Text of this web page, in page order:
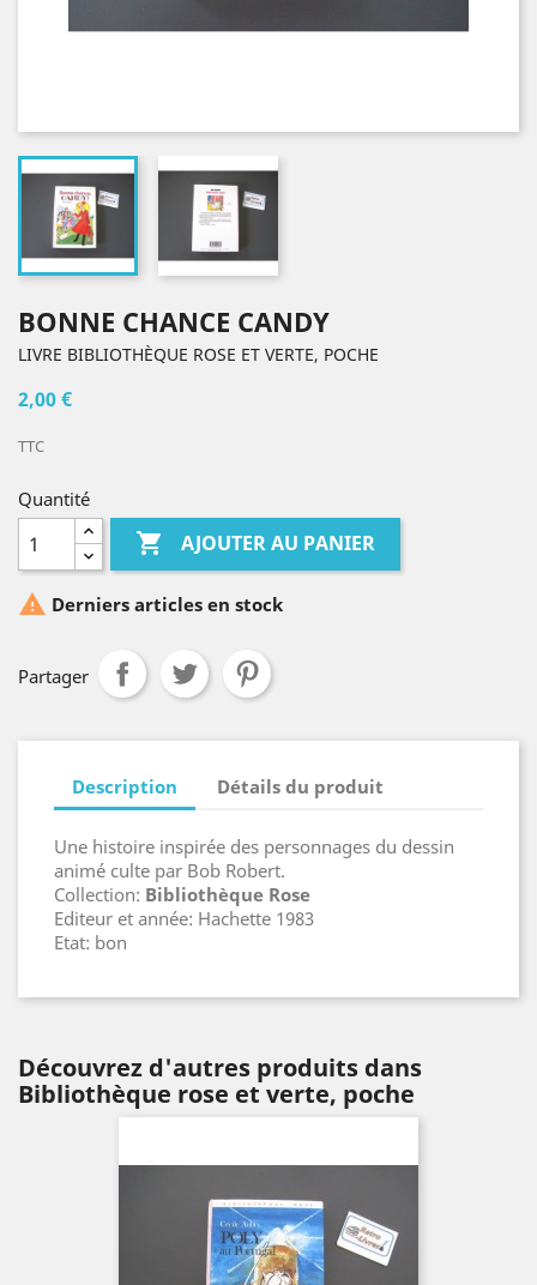
BONNE CHANCE CANDY
LIVRE BIBLIOTHÈQUE ROSE ET VERTE, POCHE
2,00 €
TTC
Quantité
 AJOUTER AU PANIER
 Derniers articles en stock
Partager
Description Détails du produit
Une histoire inspirée des personnages du dessin
animé culte par Bob Robert.
Collection: Bibliothèque Rose
Editeur et année: Hachette 1983
Etat: bon
Découvrez d'autres produits dans
Bibliothèque rose et verte, poche